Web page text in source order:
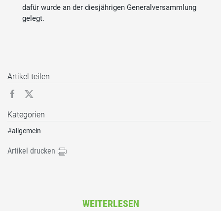
dafür wurde an der diesjährigen Generalversammlung
gelegt.
Artikel teilen
Kategorien
#allgemein
Artikel drucken
WEITERLESEN